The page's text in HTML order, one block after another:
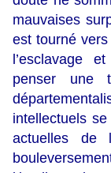
mauvaises
est tourné
l’esclavage
penser une
intellectuels
actuelles de